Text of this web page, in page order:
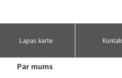
Lapas karte
Par mums